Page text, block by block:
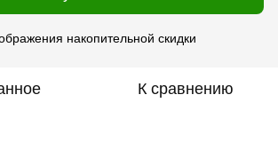
накопительной скидки
К сравнению